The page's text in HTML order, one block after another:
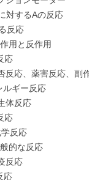
対するAの反応
反応
作用と反作用
応
反応、薬害反応、副
ルギー反応
体反応
応
反応
的な反応
反応
応